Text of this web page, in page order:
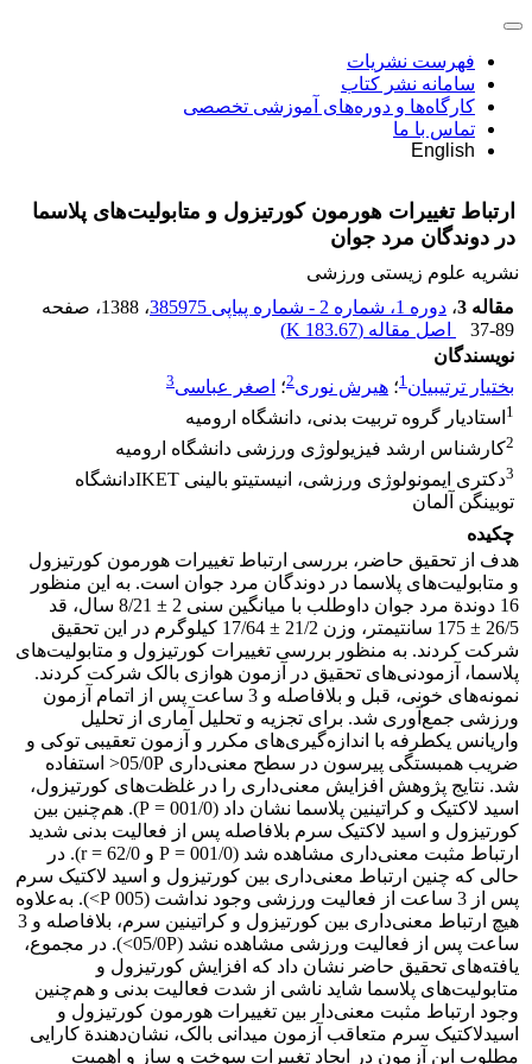
فهرست نشریات
سامانه نشر کتاب
کارگاه‌ها و دوره‌های آموزشی تخصصی
تماس با ما
English
ارتباط تغییرات هورمون کورتیزول و متابولیت‌های پلاسما
در دوندگان مرد جوان
نشریه علوم زیستی ورزشی
مقاله 3
، دوره 1، شماره 2 - شماره پیاپی 385975 ، 1388
، صفحه
37-89
اصل مقاله (183.67 K
)
نویسندگان
بختیار ترتیبیان1؛ هیرش نوری2؛ اصغر عباسی3
1 استادیار گروه تربیت بدنی، دانشگاه ارومیه
2کارشناس ارشد فیزیولوژی ورزشی دانشگاه ارومیه
3
دکتری ایمونولوژی ورزشی، انیستیتو بالینی IKETدانشگاه
توبینگن آلمان
چکیده
هدف از تحقیق حاضر، بررسی ارتباط تغییرات هورمون کورتیزول
و متابولیت‌های پلاسما در دوندگان مرد جوان است. به این منظور
16 دوندة مرد جوان داوطلب با میانگین سنی 2 ± 8/21 سال، قد
26/5 ± 175 سانتیمتر، وزن 21/2 ± 17/64 کیلوگرم در این تحقیق
شرکت کردند. به منظور بررسی تغییرات کورتیزول و متابولیت‌های
پلاسما، آزمودنی‌های تحقیق در آزمون هوازی بالک شرکت کردند.
نمونه‌های خونی، قبل و بلافاصله و 3 ساعت پس از اتمام آزمون
ورزشی جمع‌آوری شد. برای تجزیه و تحلیل آماری از تحلیل
واریانس یکطرفه با اندازه‌گیری‌های مکرر و آزمون تعقیبی توکی و
ضریب همبستگی پیرسون در سطح معنی‌داری 05/0P< استفاده
شد. نتایج پژوهش افزایش معنی‌داری را در غلظت‌های کورتیزول،
اسید لاکتیک و کراتینین پلاسما نشان داد (001/0 = P). هم‌چنین بین
کورتیزول و اسید لاکتیک سرم بلافاصله پس از فعالیت بدنی شدید
ارتباط مثبت معنی‌داری مشاهده شد (001/0 = P و 62/0 = r). در
حالی که چنین ارتباط معنی‌داری بین کورتیزول و اسید لاکتیک سرم
پس از 3 ساعت از فعالیت ورزشی وجود نداشت (005 P>). به‌علاوه
هیچ ارتباط معنی‌داری بین کورتیزول و کراتینین سرم، بلافاصله و 3
ساعت پس از فعالیت ورزشی مشاهده نشد (05/0P>). در مجموع،
یافته‌های تحقیق حاضر نشان داد که افزایش کورتیزول و
متابولیت‌های پلاسما شاید ناشی از شدت فعالیت بدنی و هم‌چنین
وجود ارتباط مثبت معنی‌دار بین تغییرات هورمون کورتیزول و
اسیدلاکتیک سرم متعاقب آزمون میدانی بالک، نشان‌دهندة کارایی
مطلوب این آزمون در ایجاد تغییرات سوخت و ساز و اهمیت